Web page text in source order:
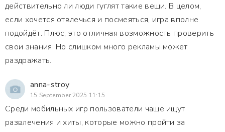
действительно ли люди гуглят такие вещи. В целом,
если хочется отвлечься и посмеяться, игра вполне
подойдёт. Плюс, это отличная возможность проверить
свои знания. Но слишком много рекламы может
раздражать.
anna-stroy
15 September 2025 11:15
Среди мобильных игр пользователи чаще ищут
развлечения и хиты, которые можно пройти за